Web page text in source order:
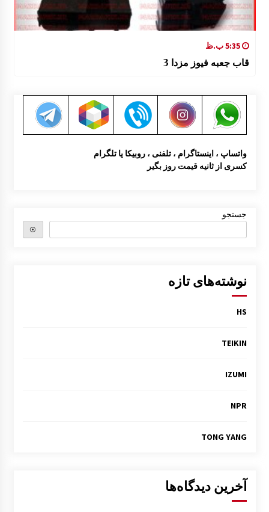
5:35 ب.ظ
قاب جعبه فیوز مزدا 3
واتساپ ، اینستاگرام ، تلفنی ، روبیکا یا تلگرام
کسری از ثانیه قیمت روز بگیر
جستجو
⦿
نوشته‌های تازه
HS
TEIKIN
IZUMI
NPR
TONG YANG
آخرین دیدگاه‌ها